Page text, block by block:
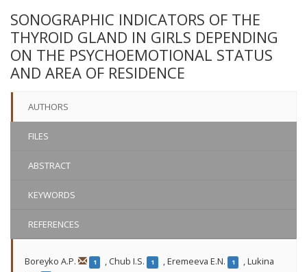
SONOGRAPHIC INDICATORS OF THE
THYROID GLAND IN GIRLS DEPENDING
ON THE PSYCHOEMOTIONAL STATUS
AND AREA OF RESIDENCE
AUTHORS
FILES
ABSTRACT
KEYWORDS
REFERENCES
Boreyko A.P. 1 , Chub I.S. 1 ,Eremeeva E.N. 1 ,Lukina